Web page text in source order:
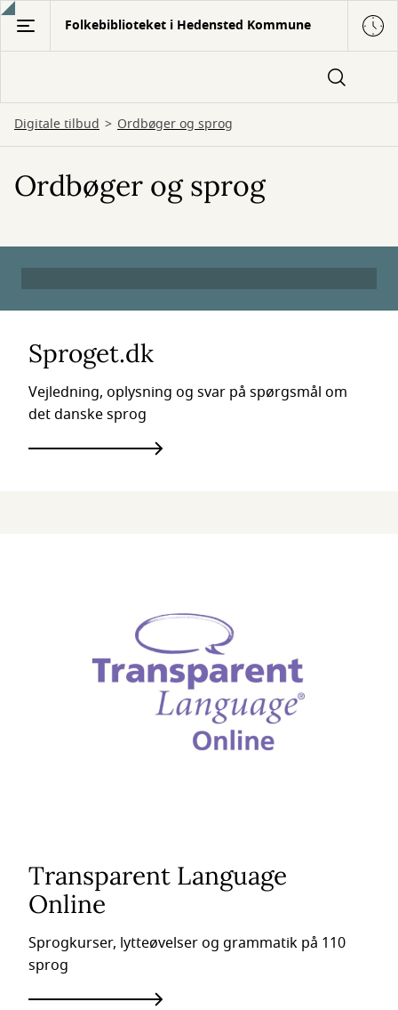
Gå
hovedindhold
Folkebiblioteket i Hedensted Kommune
Digitale tilbud Ordbøger og sprog
Ordbøger og sprog
Sproget.dk
Vejledning, oplysning og svar på spørgsmål om
det danske sprog
Transparent Language
Online
Sprogkurser, lytteøvelser og grammatik på 110
sprog